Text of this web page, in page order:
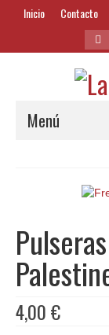
Inicio Contacto
por:
Menú
Textil y
Bordados
Banderas
Libros
4,00€